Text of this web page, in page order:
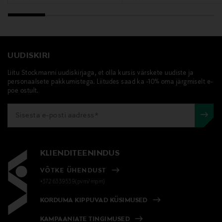
Löwengrip, hõbepalsam
UUDISKIRI
Liitu Stockmanni uudiskirjaga, et olla kursis värskete uudiste ja
personaalsete pakkumistega. Liitudes saad ka -10% oma järgmiselt e-
poe ostult.
KLIENDITEENINDUS
VÕTKE ÜHENDUST
+372 6339539(pvm/mpm)
KORDUMA KIPPUVAD KÜSIMUSED
KAMPAANIATE TINGIMUSED